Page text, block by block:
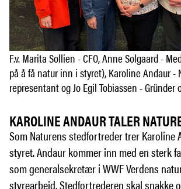
F.v. Marita Sollien - CFO, Anne Solgaard -
på å få natur inn i styret), Karoline Andaur -
representant og Jo Egil Tobiassen - Gründer
KAROLINE ANDAUR TALER
Som Naturens stedfortreder trer Karoline
styret. Andaur kommer inn med en sterk
som generalsekretær i WWF Verdens
styrearbeid. Stedfortrederen skal snakke